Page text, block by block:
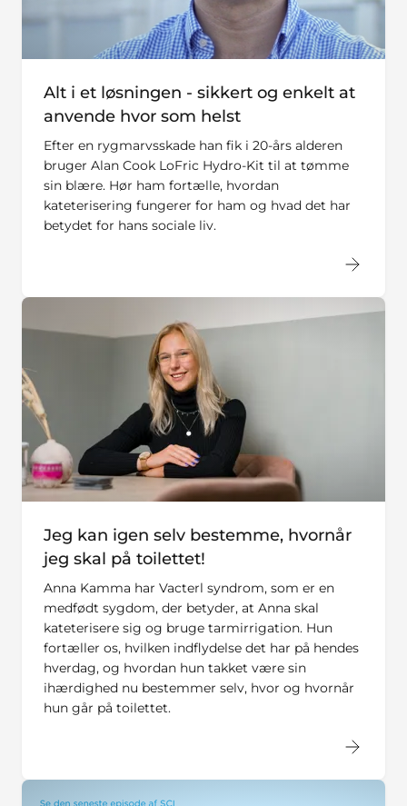
Alt i et løsningen - sikkert og enkelt at
anvende hvor som helst
Efter en rygmarvsskade han fik i 20-års alderen
bruger Alan Cook LoFric Hydro-Kit til at tømme
sin blære. Hør ham fortælle, hvordan
kateterisering fungerer for ham og hvad det har
betydet for hans sociale liv.
Jeg kan igen selv bestemme, hvornår
jeg skal på toilettet!
Anna Kamma har Vacterl syndrom, som er en
medfødt sygdom, der betyder, at Anna skal
kateterisere sig og bruge tarmirrigation. Hun
fortæller os, hvilken indflydelse det har på hendes
hverdag, og hvordan hun takket være sin
ihærdighed nu bestemmer selv, hvor og hvornår
hun går på toilettet.